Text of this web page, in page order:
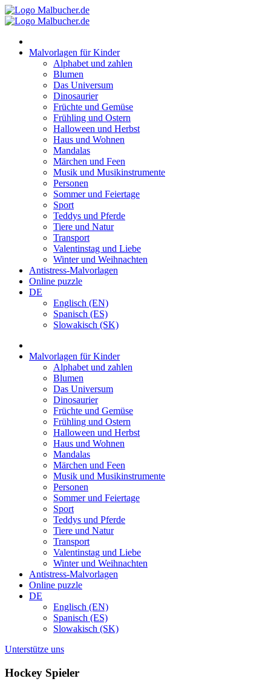
Zum
Inhalt
Malvorlagen für Kinder
Alphabet und zahlen
Blumen
Das Universum
Dinosaurier
Früchte und Gemüse
Frühling und Ostern
Halloween und Herbst
Haus und Wohnen
Mandalas
Märchen und Feen
Musik und Musikinstrumente
Personen
Sommer und Feiertage
Sport
Teddys und Pferde
Tiere und Natur
Transport
Valentinstag und Liebe
Winter und Weihnachten
Antistress-Malvorlagen
Online puzzle
DE
Englisch (EN)
Spanisch (ES)
Slowakisch (SK)
Malvorlagen für Kinder
Alphabet und zahlen
Blumen
Das Universum
Dinosaurier
Früchte und Gemüse
Frühling und Ostern
Halloween und Herbst
Haus und Wohnen
Mandalas
Märchen und Feen
Musik und Musikinstrumente
Personen
Sommer und Feiertage
Sport
Teddys und Pferde
Tiere und Natur
Transport
Valentinstag und Liebe
Winter und Weihnachten
Antistress-Malvorlagen
Online puzzle
DE
Englisch (EN)
Spanisch (ES)
Slowakisch (SK)
Unterstütze uns
Hockey Spieler